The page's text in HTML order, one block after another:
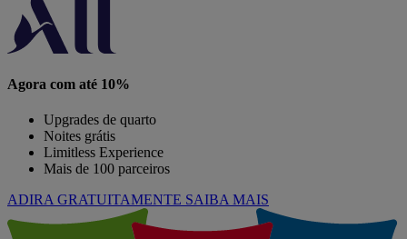
Agora com até 10%
Upgrades de quarto
Noites grátis
Limitless Experience
Mais de 100 parceiros
ADIRA GRATUITAMENTE SAIBA MAIS